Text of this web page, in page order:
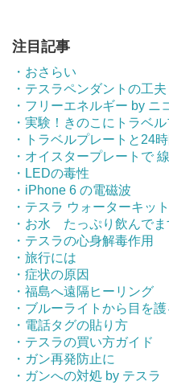
注目記事
・おさらい
・テスラペンダントの工夫
・フリーエネルギー by ニ
・実験！きのこにトラベル
・トラベルプレートと24
・オイスタープレートで
・LEDの毒性
・iPhone 6 の電磁波
・テスラ ウォーターキッ
・お水 たっぷり飲んでま
・テスラの心身解毒作用
・旅行には
・症状の原因
・福島へ遠隔ヒーリング
・ブルーライトから目を護
・電話タグの貼り方
・テスラの買い方ガイド
・ガン再発防止に
・ガンへの対処 by テスラ